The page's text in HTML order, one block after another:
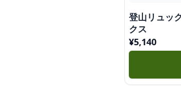
登山リュッ
クス
¥5,140